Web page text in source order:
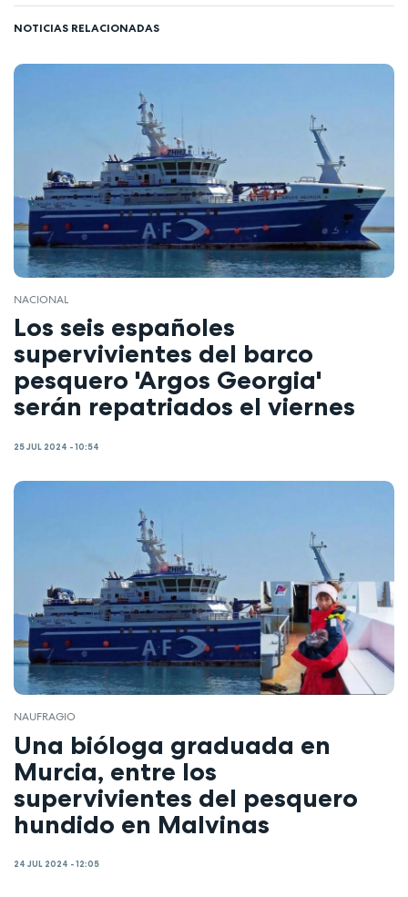
NOTICIAS RELACIONADAS
NACIONAL
Los seis españoles
supervivientes del barco
pesquero 'Argos Georgia'
serán repatriados el viernes
25 JUL 2024 - 10:54
NAUFRAGIO
Una bióloga graduada en
Murcia, entre los
supervivientes del pesquero
hundido en Malvinas
24 JUL 2024 - 12:05